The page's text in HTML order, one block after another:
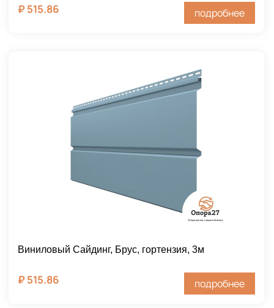
₽ 515.86 подробнее
Виниловый Сайдинг, Брус, гортензия, 3м
₽ 515.86 подробнее